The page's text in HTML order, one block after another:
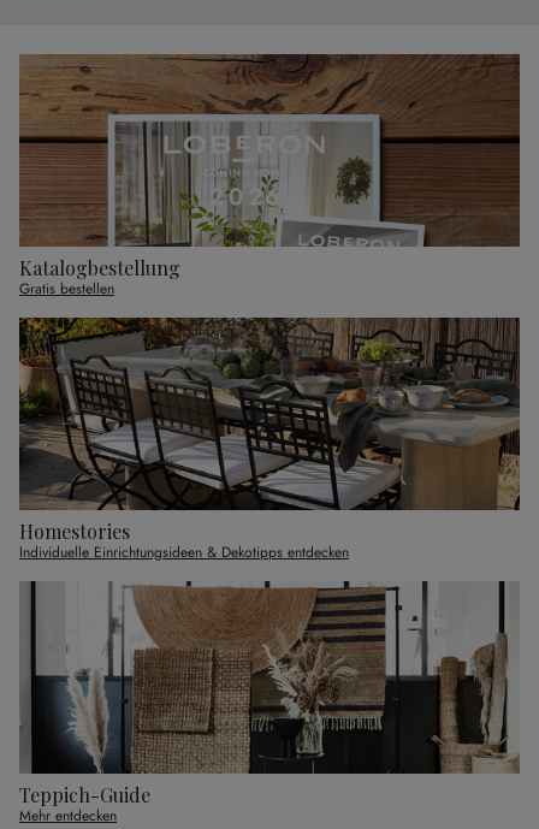
Katalogbestellung
Gratis bestellen
Homestories
Individuelle Einrichtungsideen & Dekotipps entdecken
Teppich-Guide
Mehr entdecken